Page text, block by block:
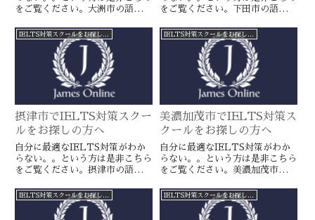
をご覧ください。大洲市の語学ス
ラインのIELTS対策ならより確
実に目標達成が近づきます。海外
留学や移住をお考えの方や国内大
学受験を有利に進めたい方に是
をご覧ください。下田市の語学ス
ラインのIELTS対策ならより確
実に目標達成が近づきます。海外
留学や移住をお考えの方や国内大
学受験を有利に進めたい方に是
IELTS対策スクールをお探しの方へ
摂津市でIELTS対策スクー
ルをお探しの方へ
自分に最適なIELTS対策がわか
らない。。という方は是非こちら
をご覧ください。摂津市の語学ス
ラインのIELTS対策ならより確
実に目標達成が近づきます。海外
留学や移住をお考えの方や国内大
IELTS対策スクールをお探しの方へ
美濃加茂市でIELTS対策ス
クールをお探しの方へ
自分に最適なIELTS対策がわか
らない。。という方は是非こちら
をご覧ください。美濃加茂市の語
オンラインのIELTS対策ならよ
り確実に目標達成が近づきます。
海外留学や移住をお考えの方や国
IELTS対策スクールをお探しの方へ IELTS対策スクールをお探しの方へ